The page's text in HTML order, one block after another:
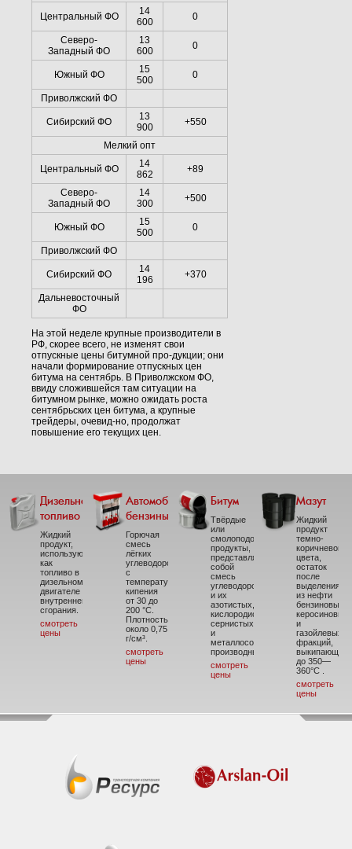
Центральный ФО
14
600
0
Северо-
Западный ФО
13
600
0
Южный ФО
15
500
0
Приволжский ФО
Сибирский ФО
13
900
+550
Мелкий опт
Центральный ФО
14
862
+89
Северо-
Западный ФО
14
300
+500
Южный ФО
15
500
0
Приволжский ФО
Сибирский ФО
14
196
+370
Дальневосточный
ФО
На этой неделе крупные производители в
РФ, скорее всего, не изменят свои
отпускные цены битумной про-дукции; они
начали формирование отпускных цен
битума на сентябрь. В Приволжском ФО,
ввиду сложившейся там ситуации на
битумном рынке, можно ожидать роста
сентябрьских цен битума, а крупные
трейдеры, очевид-но, продолжат
повышение его текущих цен.
Дизельное
топливо
Жидкий
продукт,
использующийся
как
топливо в
дизельном
двигателе
внутреннего
сгорания.
смотреть
цены
Автомобильные
бензины
Горючая
смесь
лёгких
углеводородов
с
температурой
кипения
от 30 до
200 °C.
Плотность
около 0,75
г/см³.
смотреть
цены
Битум
Твёрдые
или
смолоподобные
продукты,
представляющие
собой
смесь
углеводородов
и их
азотистых,
кислородистых,
сернистых
и
металлосодержащих
производных.
смотреть
цены
Мазут
Жидкий
продукт
темно-
коричневого
цвета,
остаток
после
выделения
из нефти
бензиновых,
керосиновых
и
газойлевых
фракций,
выкипающих
до 350—
360°С .
смотреть
цены